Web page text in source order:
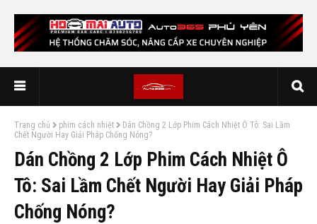
Trang chủ phim cách nhiệt
Dán Chồng 2 Lớp Phim Cách Nhiệt Ô Tô: Sai Lầm
Chết Người Hay Giải Pháp Chống Nóng?
Dán Chồng 2 Lớp Phim Cách Nhiệt Ô
Tô: Sai Lầm Chết Người Hay Giải Pháp
Chống Nóng?